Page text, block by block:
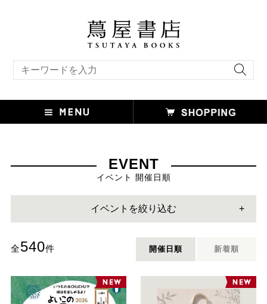
EVENT
イベント 開催日順
イベントを絞り込む
全540件 開催日順 新着順